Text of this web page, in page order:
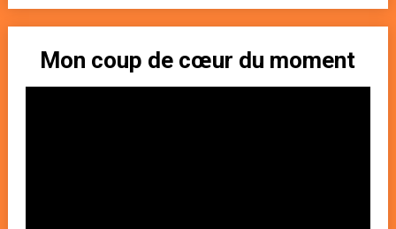
Mon coup de cœur du moment